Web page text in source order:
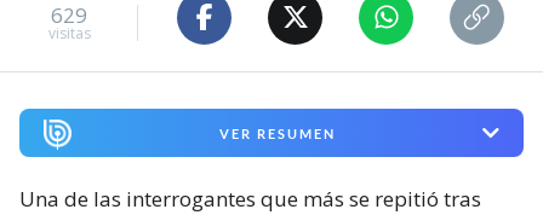
629
visitas
VER RESUMEN
Una de las interrogantes que más se repitió tras